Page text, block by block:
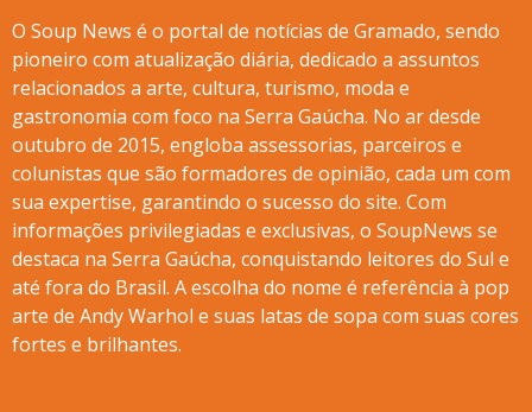
O Soup News é o portal de notícias de Gramado, sendo
pioneiro com atualização diária, dedicado a assuntos
relacionados a arte, cultura, turismo, moda e
gastronomia com foco na Serra Gaúcha. No ar desde
outubro de 2015, engloba assessorias, parceiros e
colunistas que são formadores de opinião, cada um com
sua expertise, garantindo o sucesso do site. Com
informações privilegiadas e exclusivas, o SoupNews se
destaca na Serra Gaúcha, conquistando leitores do Sul e
até fora do Brasil. A escolha do nome é referência à pop
arte de Andy Warhol e suas latas de sopa com suas cores
fortes e brilhantes.